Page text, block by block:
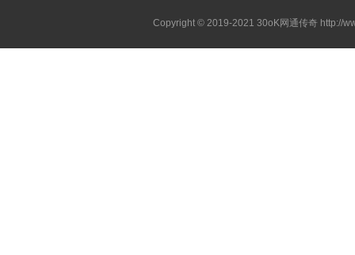
Copyright © 2019-202130oK网通传奇 http://